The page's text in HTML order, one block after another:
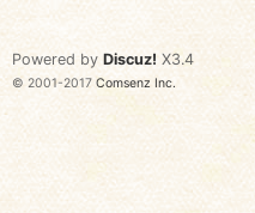
Powered by Discuz! X3.4
© 2001-2017 Comsenz Inc.